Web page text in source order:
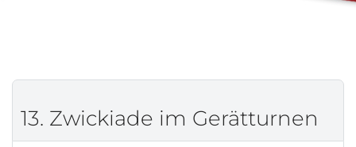
13. Zwickiade im Gerätturnen